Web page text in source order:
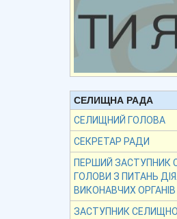
СЕЛИЩНА РАДА
СЕЛИЩНИЙ ГОЛОВА
СЕКРЕТАР РАДИ
ПЕРШИЙ ЗАСТУПНИК
ГОЛОВИ З ПИТАНЬ
ВИКОНАВЧИХ ОРГАНІВ
ЗАСТУПНИК